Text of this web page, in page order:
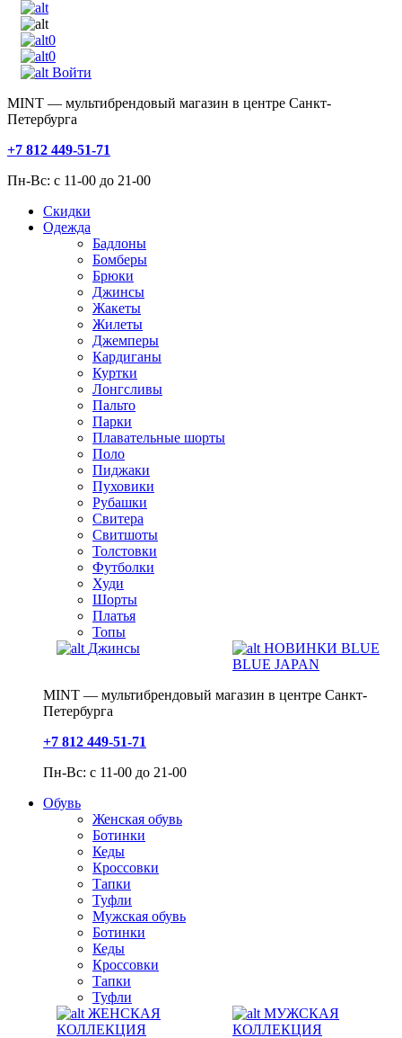
0
0
Войти
MINT — мультибрендовый магазин в центре Санкт-
Петербурга
+7 812 449-51-71
Пн-Вс: с 11-00 до 21-00
Скидки
Одежда
Бадлоны
Бомберы
Брюки
Джинсы
Жакеты
Жилеты
Джемперы
Кардиганы
Куртки
Лонгсливы
Пальто
Парки
Плавательные шорты
Поло
Пиджаки
Пуховики
Рубашки
Свитера
Свитшоты
Толстовки
Футболки
Худи
Шорты
Платья
Топы
Джинсы
НОВИНКИ BLUE
BLUE JAPAN
MINT — мультибрендовый магазин в центре Санкт-
Петербурга
+7 812 449-51-71
Пн-Вс: с 11-00 до 21-00
Обувь
Женская обувь
Ботинки
Кеды
Кроссовки
Тапки
Туфли
Мужская обувь
Ботинки
Кеды
Кроссовки
Тапки
Туфли
ЖЕНСКАЯ
КОЛЛЕКЦИЯ
МУЖСКАЯ
КОЛЛЕКЦИЯ